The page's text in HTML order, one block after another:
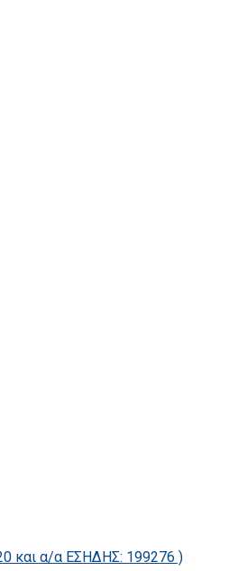
και α/α ΕΣΗΔΗΣ: 199276 )